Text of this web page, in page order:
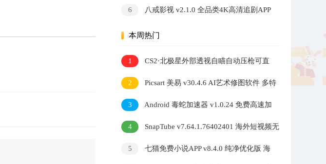
6
八戒影视 v2.1.0 全品类4K高清追剧APP
本周热门
1
CS2·北极星外部透视自瞄自动压枪可直
播 v2.7.3
2
Picsart 美易 v30.4.6 AI艺术修图软件 多特
效照片编辑工具
3
Android 毒蛇加速器 v1.0.24 免费高速加
速器
4
SnapTube v7.64.1.76402401 海外短视频无
5
七猫免费小说APP v8.4.0 纯净优化版 海